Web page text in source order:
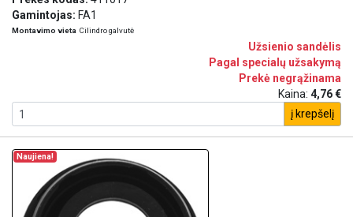
Gamintojas: FA1
Montavimo vieta Cilindro galvutė
Užsienio sandėlis
Pagal specialų užsakymą
Prekė negrąžinama
Kaina: 4,76 €
į krepšelį
Naujiena!